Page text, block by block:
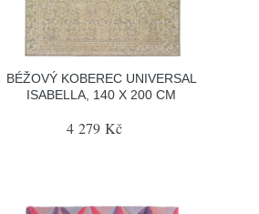
BÉŽOVÝ KOBEREC UNIVERSAL
ISABELLA, 140 X 200 CM
4 279 Kč